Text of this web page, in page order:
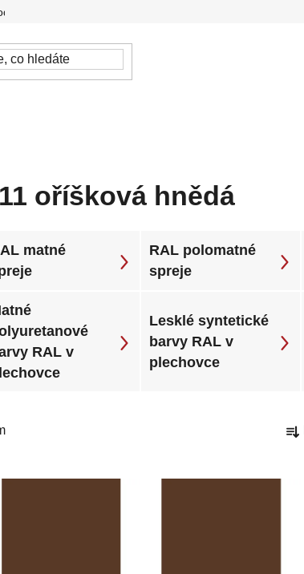
podmínky
oříšková hnědá
matné
RAL polomatné
spreje
RAL v
Lesklé syntetické
barvy RAL v
plechovce
a